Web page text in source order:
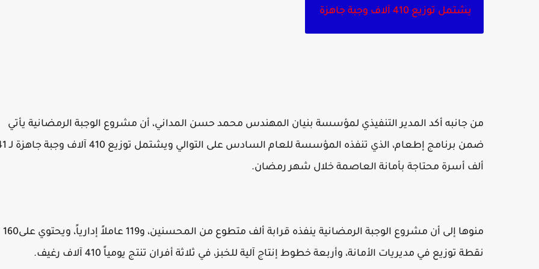
يشتمل توزيع 410 آلاف وجبة جاهزة
من جانبه أكد المدير التنفيذي لمؤسسة بنيان المهندس محمد حسن المداني، أن مشروع الوجبة الرمضانية يأتي
ضمن برنامج إطعام، الذي تنفذه المؤسسة للعام
ألف أسرة محتاجة بأمانة العاصمة خلال شهر رمضان.
منوها إلى أن مشروع الوجبة الرمضانية ينفذه قرابة ألف متطوع من المحسنين، و119 عاملاً إدارياً، ويحتوي على160
نقطة توزيع في مديريات الأمانة، وأربعة خطوط إنتاج آلية للخبز، في ثلاثة أفران تنتج يومياً 410 آلاف رغيف.